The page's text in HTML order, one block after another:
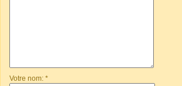
Votre nom: *